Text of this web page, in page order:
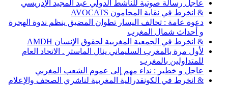
عاجل رسالة صوتية للناشط الدولي عبد المجيد الإدريسي
& انخرط في نقابة المحامون AVOCATS
دعوة عامة : تحالف اليسار تطوان المضيق ينظم ندوة الهجرة
و أحداث شمال المغرب
& انخرط في الجمعية المغربية لحقوق الإنسان AMDH
لأول مرة بالمغرب السليماني ينال الماستر . الاتحاد العام
للمتداولين بالمغرب
عاجل و خطير : نداء مهم إلى عموم الشعب المغربي
& انخرط في الكونفدرالية المغربية لناشري الصحف والإعلام